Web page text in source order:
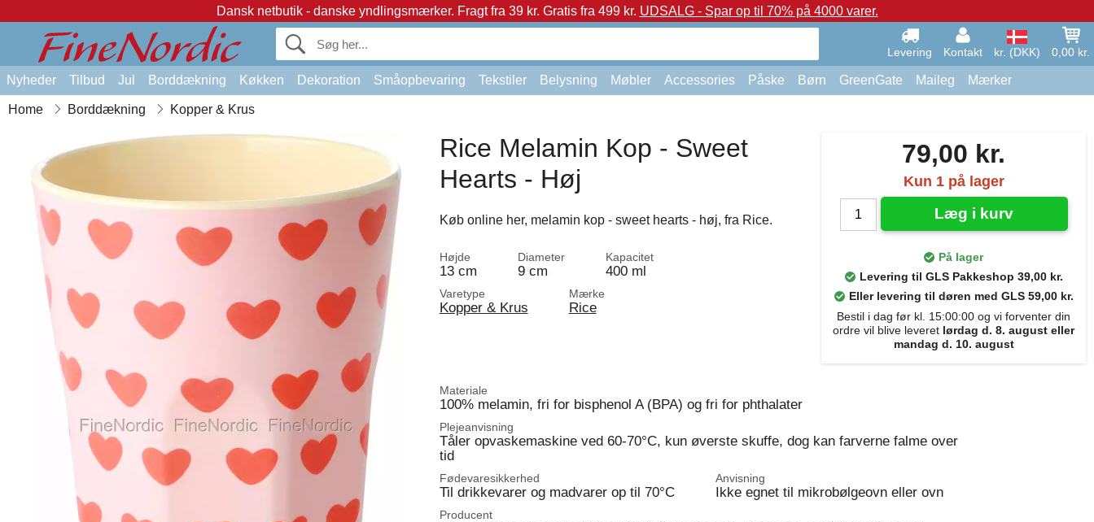
Dansk netbutik - danske yndlingsmærker. Fragt fra 39 kr. Gratis fra 499 kr. UDSALG - Spar op til 70% på 4000 varer.
Levering Kontakt kr. (DKK) 0,00 kr.
Nyheder Tilbud Jul Borddækning Køkken Dekoration Småopbevaring Tekstiler Belysning Møbler Accessories Påske Børn GreenGate Maileg Mærker
Home Borddækning Kopper & Krus
79,00 kr.
Kun 1 på lager
Læg i kurv
På lager
Levering til GLS Pakkeshop 39,00 kr.
Eller levering til døren med GLS 59,00 kr.
Bestil i dag før kl. 15:00:00 og vi forventer din
ordre vil blive leveret lørdag d. 8. august eller
mandag d. 10. august
Rice Melamin Kop - Sweet
Hearts - Høj
Køb online her, melamin kop - sweet hearts - høj, fra Rice.
Højde
13 cm
Diameter
9 cm
Kapacitet
400 ml
Varetype
Kopper & Krus
Mærke
Rice
Materiale
100% melamin, fri for bisphenol A (BPA) og fri for phthalater
Plejeanvisning
Tåler opvaskemaskine ved 60-70°C, kun øverste skuffe, dog kan farverne falme over
tid
Fødevaresikkerhed
Til drikkevarer og madvarer op til 70°C
Anvisning
Ikke egnet til mikrobølgeovn eller ovn
Producent